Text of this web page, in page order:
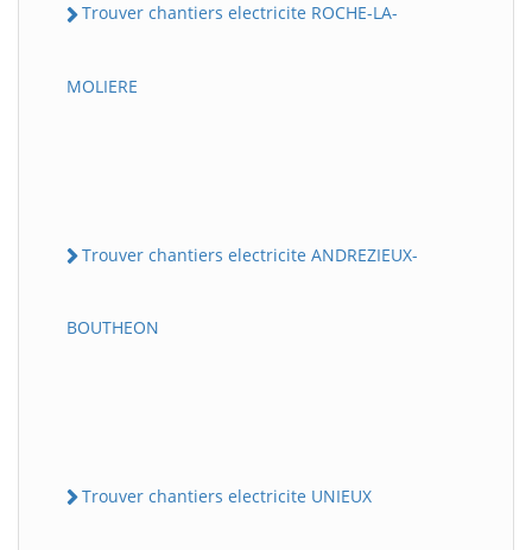
Trouver chantiers electricite ROCHE-LA-
MOLIERE
Trouver chantiers electricite ANDREZIEUX-
BOUTHEON
Trouver chantiers electricite UNIEUX